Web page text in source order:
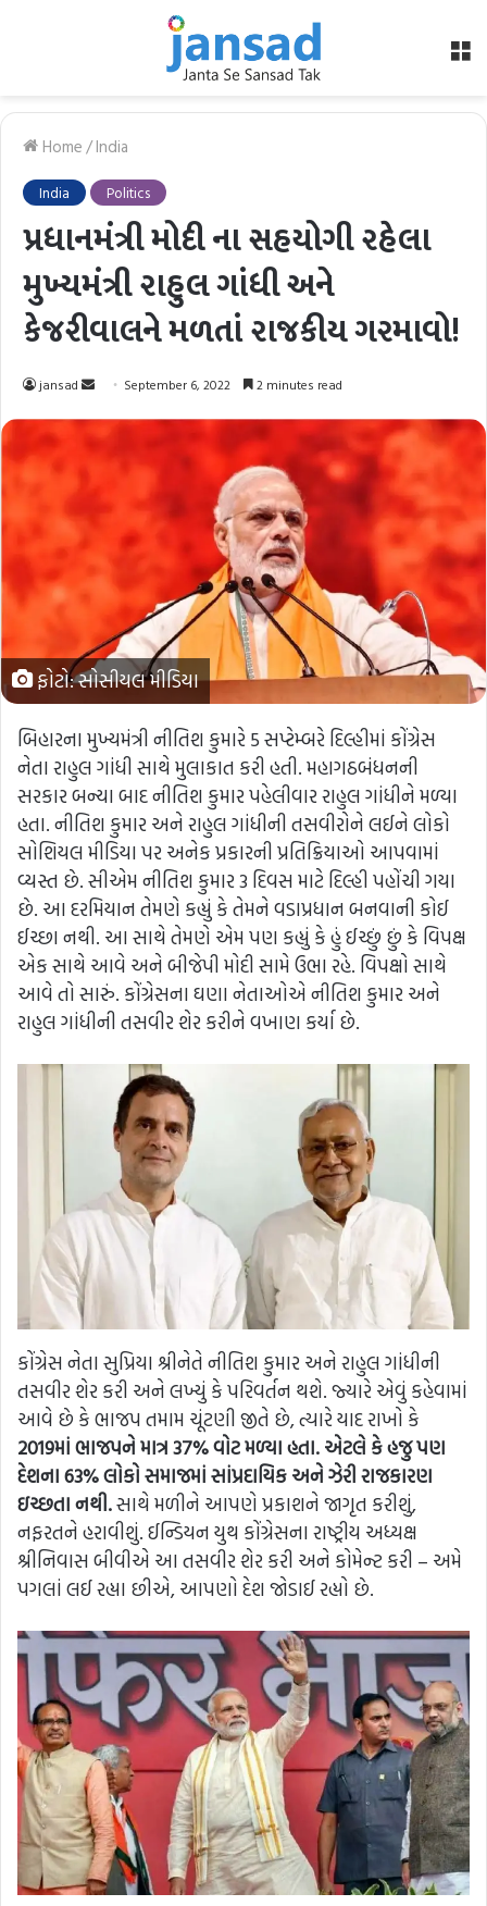
Home/India
India Politics
પ્રધાનમંત્રી મોદી ના સહયોગી રહેલા
મુખ્યમંત્રી રાહુલ ગાંધી અને
કેજરીવાલને મળતાં રાજકીય ગરમાવો!
jansad
Send
email
September 6, 2022 2 minutes read
ફોટો: સોસીયલ મીડિયા
બિહારના મુખ્યમંત્રી નીતિશ કુમારે 5 સપ્ટેમ્બરે દિલ્હીમાં કોંગ્રેસ
નેતા રાહુલ ગાંધી સાથે મુલાકાત કરી હતી. મહાગઠબંધનની
સરકાર બન્યા બાદ નીતિશ કુમાર પહેલીવાર રાહુલ ગાંધીને મળ્યા
હતા. નીતિશ કુમાર અને રાહુલ ગાંધીની તસવીરોને લઈને લોકો
સોશિયલ મીડિયા પર અનેક પ્રકારની પ્રતિક્રિયાઓ આપવામાં
વ્યસ્ત છે. સીએમ નીતિશ કુમાર 3 દિવસ માટે દિલ્હી પહોંચી ગયા
છે. આ દરમિયાન તેમણે કહ્યું કે તેમને વડાપ્રધાન બનવાની કોઈ
ઈચ્છા નથી. આ સાથે તેમણે એમ પણ કહ્યું કે હું ઈચ્છું છું કે વિપક્ષ
એક સાથે આવે અને બીજેપી મોદી સામે ઉભા રહે. વિપક્ષો સાથે
આવે તો સારું. કોંગ્રેસના ઘણા નેતાઓએ નીતિશ કુમાર અને
રાહુલ ગાંધીની તસવીર શેર કરીને વખાણ કર્યા છે.
કોંગ્રેસ નેતા સુપ્રિયા શ્રીનેતે નીતિશ કુમાર અને રાહુલ ગાંધીની
તસવીર શેર કરી અને લખ્યું કે પરિવર્તન થશે. જ્યારે એવું કહેવામાં
આવે છે કે ભાજપ તમામ ચૂંટણી જીતે છે, ત્યારે યાદ રાખો કે
2019માં ભાજપને માત્ર 37% વોટ મળ્યા હતા. એટલે કે હજુ પણ
દેશના 63% લોકો સમાજમાં સાંપ્રદાયિક અને ઝેરી રાજકારણ
ઇચ્છતા નથી.સાથે મળીને આપણે પ્રકાશને જાગૃત કરીશું,
નફરતને હરાવીશું. ઈન્ડિયન યુથ કોંગ્રેસના રાષ્ટ્રીય અધ્યક્ષ
શ્રીનિવાસ બીવીએ આ તસવીર શેર કરી અને કોમેન્ટ કરી – અમે
પગલાં લઈ રહ્યા છીએ, આપણો દેશ જોડાઈ રહ્યો છે.